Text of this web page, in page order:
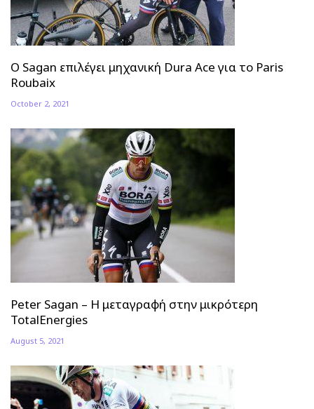
O Sagan επιλέγει μηχανική Dura Ace για το Paris
Roubaix
October 2, 2021
Peter Sagan – Η μεταγραφή στην μικρότερη
TotalEnergies
August 5, 2021